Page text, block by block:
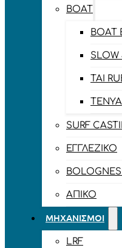
BOAT
BOAT
SLOW
TAI
TENYA
SURF
ΕΓΓΛΈΖΙΚΟ
ΑΠΊΚΟ
ΜΗΧΑΝΙΣΜΟΊ
LRF